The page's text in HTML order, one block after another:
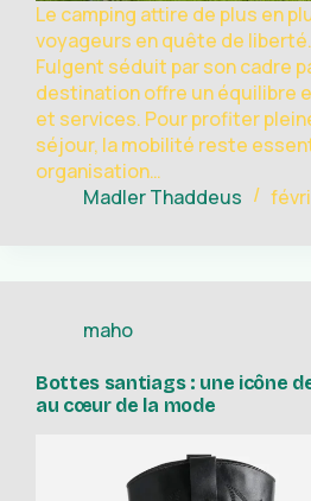
Le camping attire de plus en
voyageurs en quête de
Fulgent séduit par son cadre
destination offre un équilibre
et services. Pour profiter
séjour, la mobilité reste
organisation…
Madler Thaddeus
maho
Bottes santiags : une icône
au cœur de la mode